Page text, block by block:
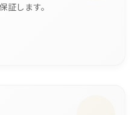
証します。